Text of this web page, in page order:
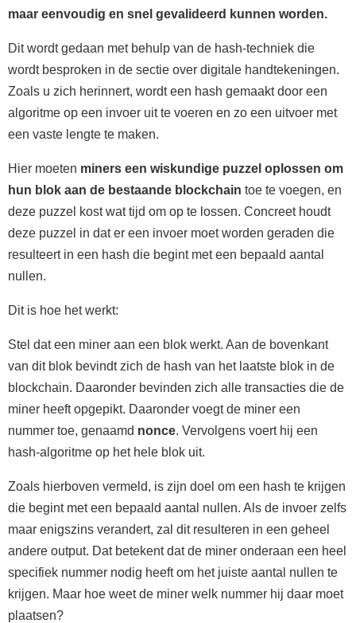
maar eenvoudig en snel gevalideerd kunnen worden.
Dit wordt gedaan met behulp van de hash-techniek die
wordt besproken in de sectie over digitale handtekeningen.
Zoals u zich herinnert, wordt een hash gemaakt door een
algoritme op een invoer uit te voeren en zo een uitvoer met
een vaste lengte te maken.
Hier moeten miners een wiskundige puzzel oplossen om
hun blok aan de bestaande blockchain toe te voegen, en
deze puzzel kost wat tijd om op te lossen. Concreet houdt
deze puzzel in dat er een invoer moet worden geraden die
resulteert in een hash die begint met een bepaald aantal
nullen.
Dit is hoe het werkt:
Stel dat een miner aan een blok werkt. Aan de bovenkant
van dit blok bevindt zich de hash van het laatste blok in de
blockchain. Daaronder bevinden zich alle transacties die de
miner heeft opgepikt. Daaronder voegt de miner een
nummer toe, genaamd nonce. Vervolgens voert hij een
hash-algoritme op het hele blok uit.
Zoals hierboven vermeld, is zijn doel om een hash te krijgen
die begint met een bepaald aantal nullen. Als de invoer zelfs
maar enigszins verandert, zal dit resulteren in een geheel
andere output. Dat betekent dat de miner onderaan een heel
specifiek nummer nodig heeft om het juiste aantal nullen te
krijgen. Maar hoe weet de miner welk nummer hij daar moet
plaatsen?